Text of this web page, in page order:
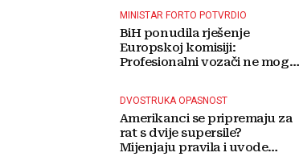
MINISTAR FORTO POTVRDIO
BiH ponudila rješenje
Europskoj komisiji:
Profesionalni vozači ne mogu
DVOSTRUKA OPASNOST
Amerikanci se pripremaju za
rat s dvije supersile?
Mijenjaju pravila i uvode